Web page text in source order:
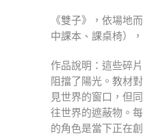
《雙子》，依場地
中課本、課桌椅）
作品說明：這些碎
阻擋了陽光。教材
見世界的窗口，但
往世界的遮蔽物。
的角色是當下正在